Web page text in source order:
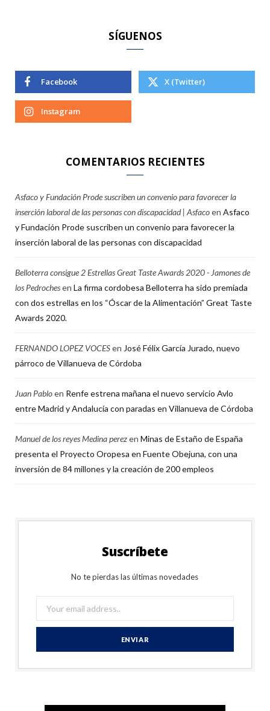
SÍGUENOS
Facebook X (Twitter)
Instagram
COMENTARIOS RECIENTES
Asfaco y Fundación Prode suscriben un convenio para favorecer la
inserción laboral de las personas con discapacidad | Asfacoen Asfaco
y Fundación Prode suscriben un convenio para favorecer la
inserción laboral de las personas con discapacidad
Belloterra consigue 2 Estrellas Great Taste Awards 2020 - Jamones de
los Pedrochesen La firma cordobesa Belloterra ha sido premiada
con dos estrellas en los “Óscar de la Alimentación” Great Taste
Awards 2020.
FERNANDO LOPEZ VOCESen José Félix García Jurado, nuevo
párroco de Villanueva de Córdoba
Juan Pabloen Renfe estrena mañana el nuevo servicio Avlo
entre Madrid y Andalucía con paradas en Villanueva de Córdoba
Manuel de los reyes Medina perezen Minas de Estaño de España
presenta el Proyecto Oropesa en Fuente Obejuna, con una
inversión de 84 millones y la creación de 200 empleos
Suscríbete
No te pierdas las últimas novedades